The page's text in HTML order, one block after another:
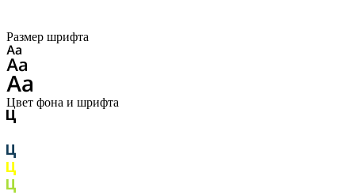
Размер шрифта
Цвет фона и шрифта